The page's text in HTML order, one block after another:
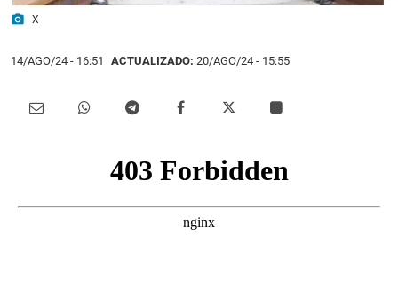
photo_camera X
14/AGO/24 - 16:51 ACTUALIZADO: 20/AGO/24 - 15:55